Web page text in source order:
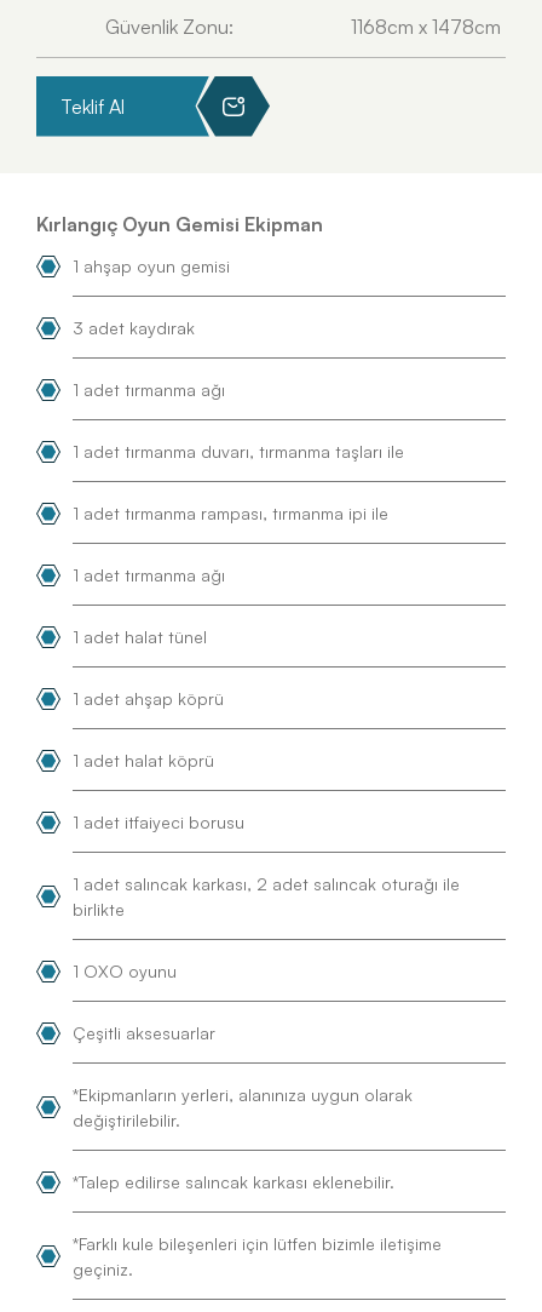
Güvenlik Zonu: 1168cm x 1478cm
Teklif Al
Kırlangıç Oyun Gemisi Ekipman
1 ahşap oyun gemisi
3 adet kaydırak
1 adet tırmanma ağı
1 adet tırmanma duvarı, tırmanma taşları ile
1 adet tırmanma rampası, tırmanma ipi ile
1 adet tırmanma ağı
1 adet halat tünel
1 adet ahşap köprü
1 adet halat köprü
1 adet itfaiyeci borusu
1 adet salıncak karkası, 2 adet salıncak oturağı ile
birlikte
1 OXO oyunu
Çeşitli aksesuarlar
*Ekipmanların yerleri, alanınıza uygun olarak
değiştirilebilir.
*Talep edilirse salıncak karkası eklenebilir.
*Farklı kule bileşenleri için lütfen bizimle iletişime
geçiniz.